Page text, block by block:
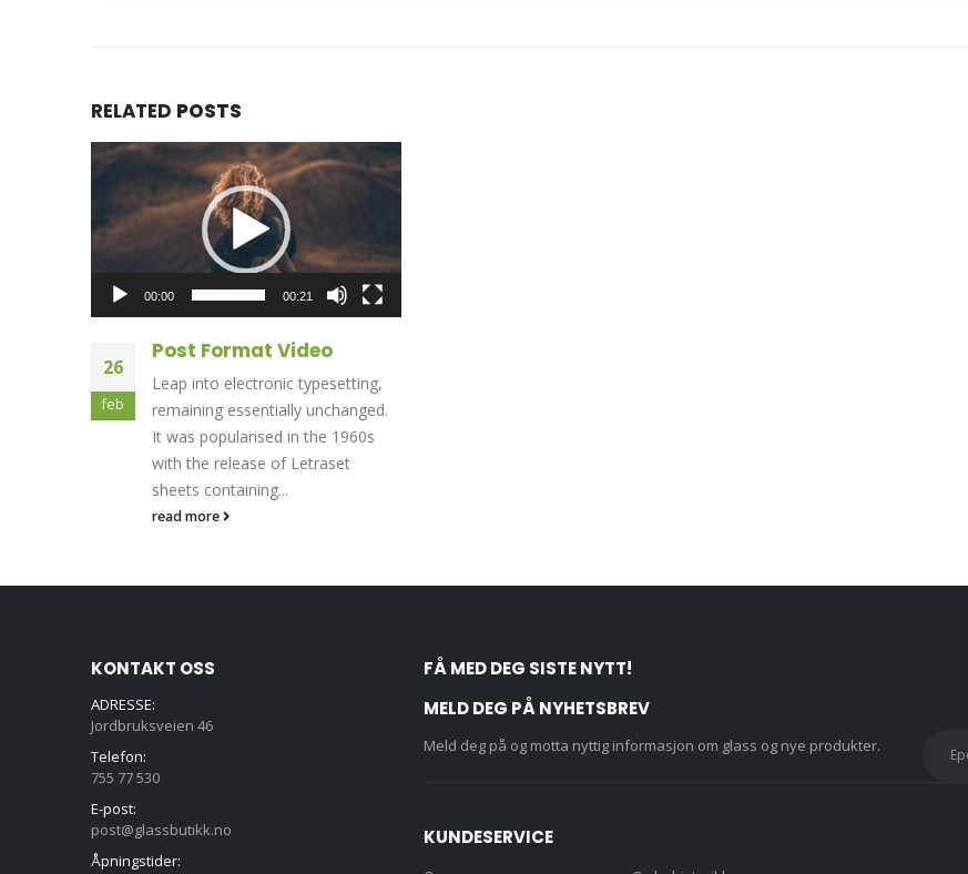
RELATED POSTS
Videoavspiller
00:00 00:21
26
feb
Post Format Video
Leap into electronic typesetting,
remaining essentially unchanged.
It was popularised in the 1960s
with the release of Letraset
sheets containing...
read more
KONTAKT OSS
ADRESSE:
Jordbruksveien 46
Telefon:
755 77 530
E-post:
post@glassbutikk.no
Åpningstider:
FÅ MED DEG SISTE NYTT!
MELD DEG PÅ NYHETSBREV
Meld deg på og motta nyttig informasjon om glass og nye produkter.
KUNDESERVICE